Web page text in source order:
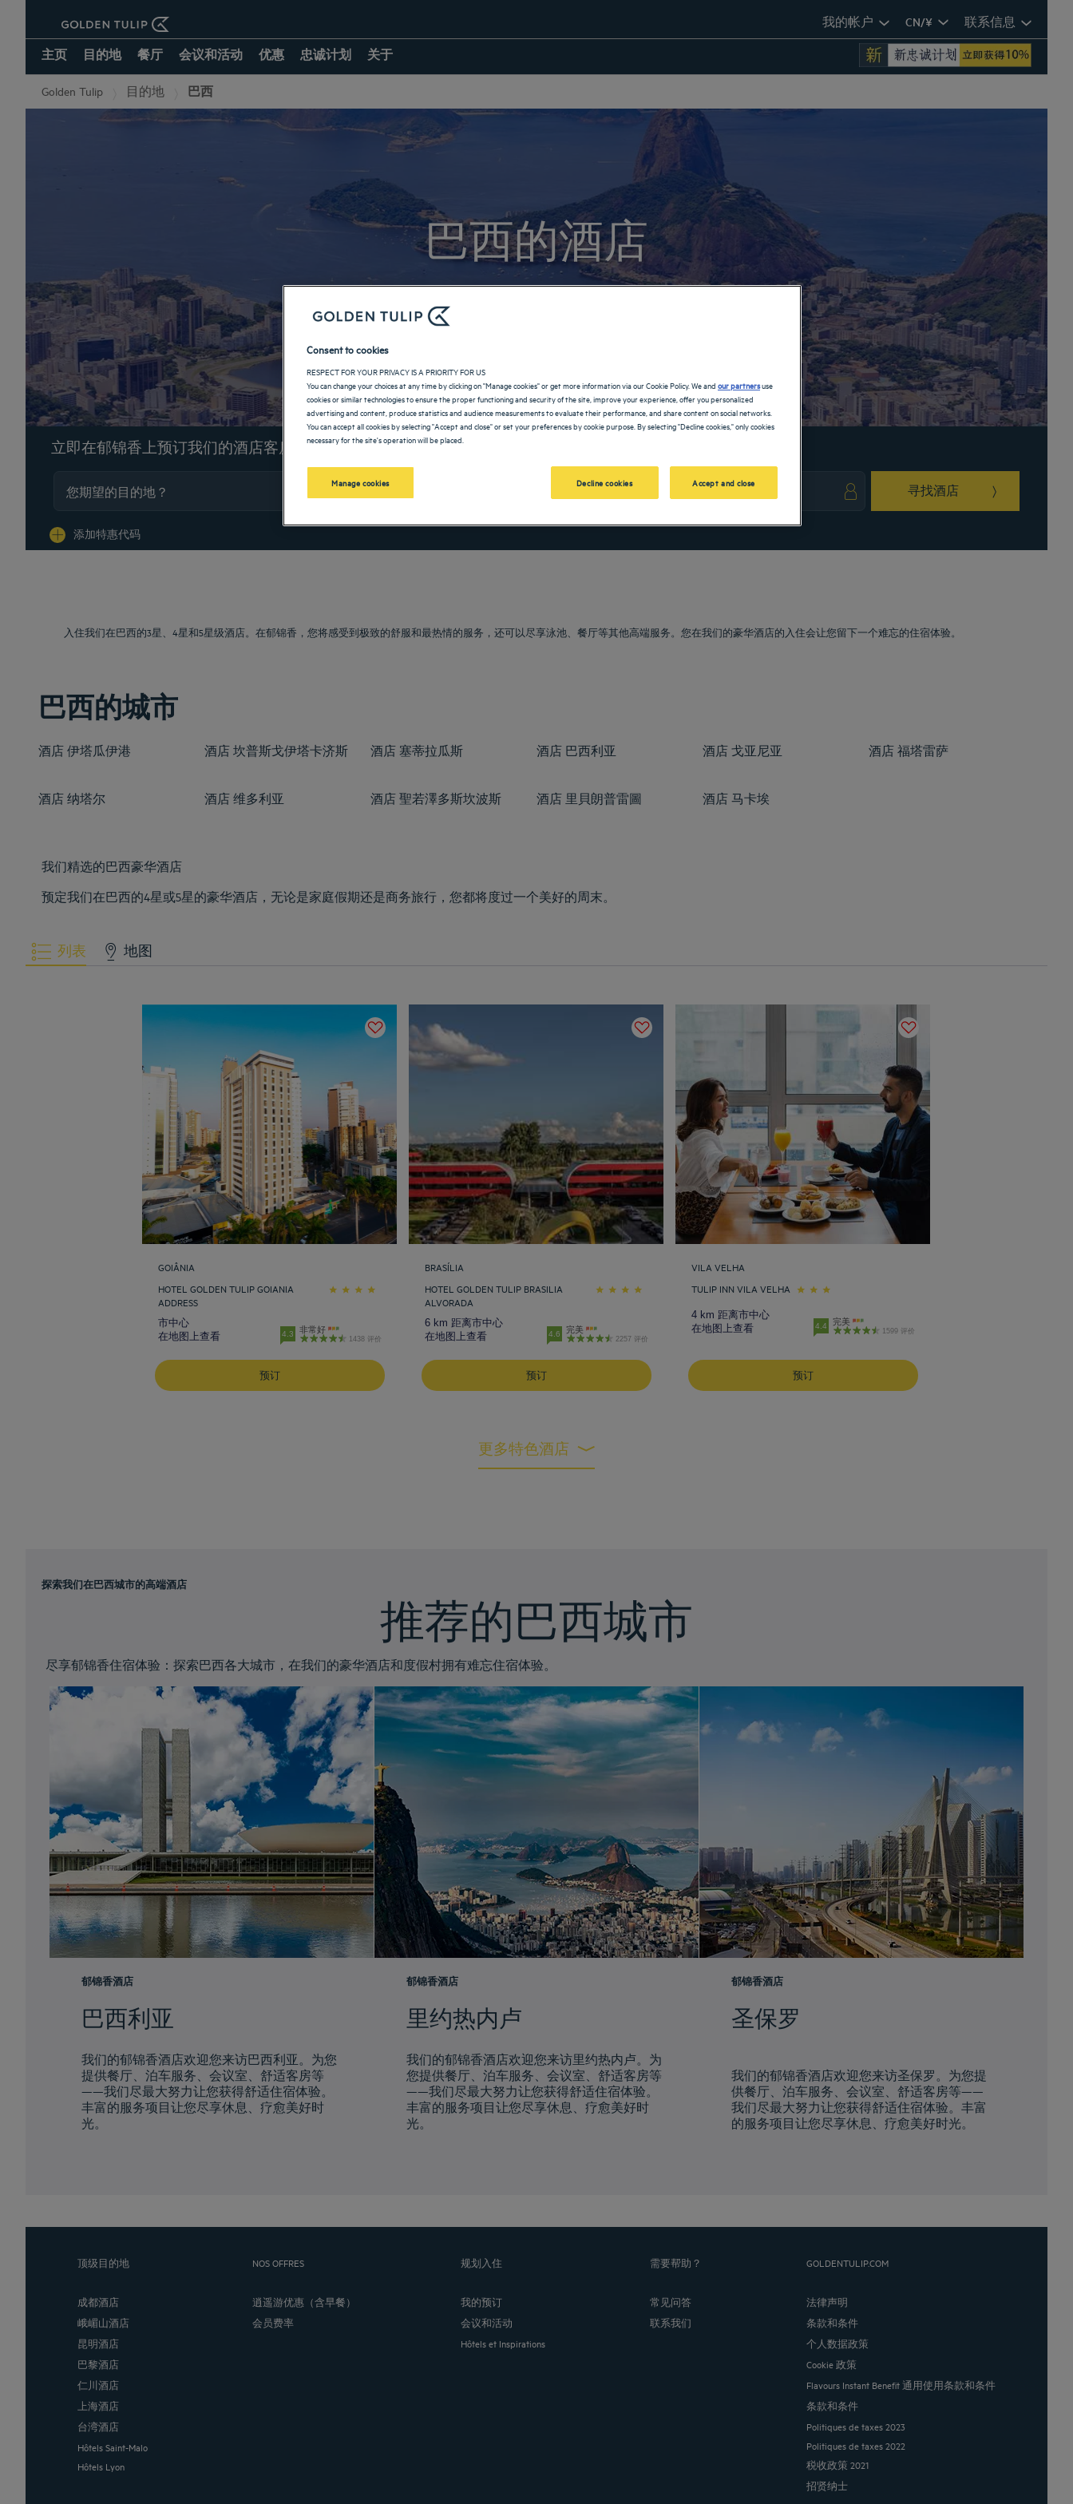
我的帐户 CN/¥ 联系信息
主页 目的地 餐厅 会议和活动 优惠 忠诚计划 关于
Golden Tulip 目的地 巴西
巴西的酒店
立即在郁锦香上预订我们的酒店客房
寻找酒店
添加特惠代码
入住我们在巴西的3星、4星和5星级酒店。在郁锦香，您将感受到极致的舒服和最热情的服务，还可以尽享泳池、餐厅等其他高端服务。您在我们的豪华酒店的入住会让您留下一个难忘的住宿体验。
巴西的城市
酒店 伊塔瓜伊港 酒店 坎普斯戈伊塔卡济斯 酒店 塞蒂拉瓜斯 酒店 巴西利亚 酒店 戈亚尼亚 酒店 福塔雷萨
酒店 纳塔尔 酒店 维多利亚 酒店 聖若澤多斯坎波斯 酒店 里貝朗普雷圖 酒店 马卡埃
我们精选的巴西豪华酒店
预定我们在巴西的4星或5星的豪华酒店，无论是家庭假期还是商务旅行，您都将度过一个美好的周末。
列表 地图
GOIÂNIA
HOTEL GOLDEN TULIP GOIANIA
ADDRESS
市中心
在地图上查看
4.3 非常好
1438 评价
预订
BRASÍLIA
HOTEL GOLDEN TULIP BRASILIA
ALVORADA
6 km 距离市中心
在地图上查看
4.6 完美
2257 评价
预订
VILA VELHA
TULIP INN VILA VELHA
4 km 距离市中心
在地图上查看
4.4 完美
1599 评价
预订
更多特色酒店
探索我们在巴西城市的高端酒店
推荐的巴西城市
尽享郁锦香住宿体验：探索巴西各大城市，在我们的豪华酒店和度假村拥有难忘住宿体验。
郁锦香酒店
巴西利亚
我们的郁锦香酒店欢迎您来访巴西利亚。为您
提供餐厅、泊车服务、会议室、舒适客房等
——我们尽最大努力让您获得舒适住宿体验。
丰富的服务项目让您尽享休息、疗愈美好时
光。
郁锦香酒店
里约热内卢
我们的郁锦香酒店欢迎您来访里约热内卢。为
您提供餐厅、泊车服务、会议室、舒适客房等
——我们尽最大努力让您获得舒适住宿体验。
丰富的服务项目让您尽享休息、疗愈美好时
光。
郁锦香酒店
圣保罗
我们的郁锦香酒店欢迎您来访圣保罗。为您提
供餐厅、泊车服务、会议室、舒适客房等——
我们尽最大努力让您获得舒适住宿体验。丰富
的服务项目让您尽享休息、疗愈美好时光。
顶级目的地
成都酒店
峨嵋山酒店
昆明酒店
巴黎酒店
仁川酒店
上海酒店
台湾酒店
Hôtels Saint-Malo
Hôtels Lyon
NOS OFFRES
逍遥游优惠（含早餐）
会员费率
规划入住
我的预订
会议和活动
Hôtels et Inspirations
需要帮助？
常见问答
联系我们
GOLDENTULIP.COM
法律声明
条款和条件
个人数据政策
Cookie 政策
Flavours Instant Benefit 通用使用条款和条件
条款和条件
Politiques de taxes 2023
Politiques de taxes 2022
税收政策 2021
招贤纳士
Consent to cookies
RESPECT FOR YOUR PRIVACY IS A PRIORITY FOR US
You can change your choices at any time by clicking on "Manage cookies" or get more information via our Cookie Policy. We andour partnersuse
cookies or similar technologies to ensure the proper functioning and security of the site, improve your experience, offer you personalized
advertising and content, produce statistics and audience measurements to evaluate their performance, and share content on social networks.
You can accept all cookies by selecting "Accept and close" or set your preferences by cookie purpose. By selecting "Decline cookies," only cookies
necessary for the site's operation will be placed.
Manage cookies Decline cookies Accept and close